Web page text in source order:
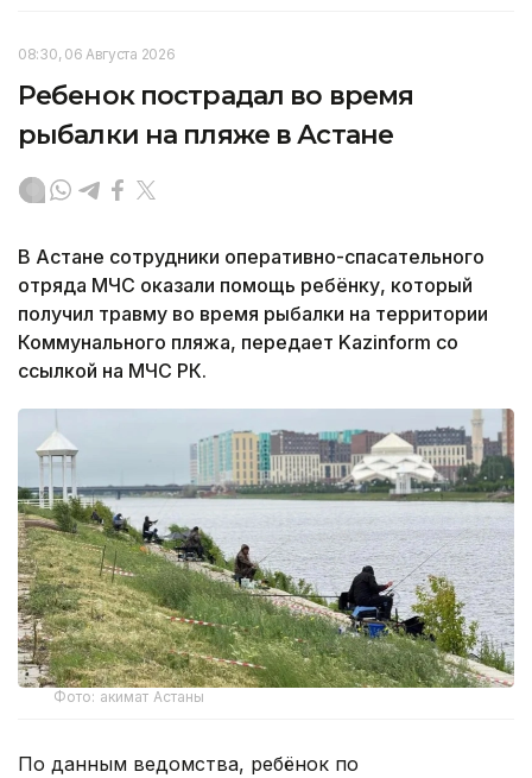
08:30, 06 Августа 2026
Ребенок пострадал во время
рыбалки на пляже в Астане
В Астане сотрудники оперативно-спасательного
отряда МЧС оказали помощь ребёнку, который
получил травму во время рыбалки на территории
Коммунального пляжа, передает Kazinform со
ссылкой на МЧС РК.
Фото: акимат Астаны
По данным ведомства, ребёнок по